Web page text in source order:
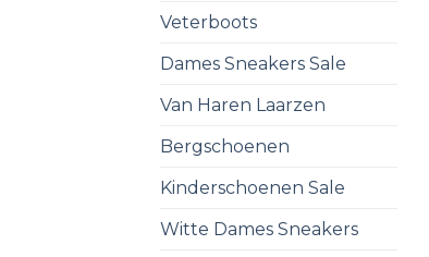
Veterboots
Dames Sneakers Sale
Van Haren Laarzen
Bergschoenen
Kinderschoenen Sale
Witte Dames Sneakers